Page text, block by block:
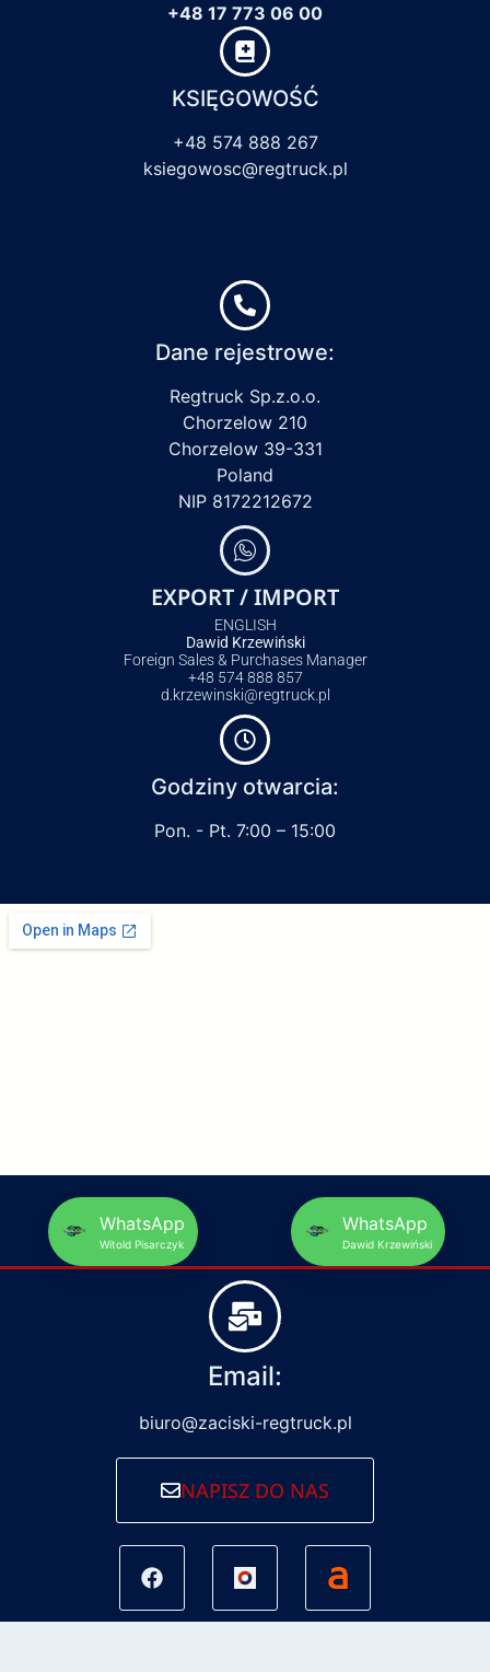
+48 17 773 06 00
KSIĘGOWOŚĆ
+48 574 888 267
ksiegowosc@regtruck.pl
Dane rejestrowe:
Regtruck Sp.z.o.o.
Chorzelow 210
Chorzelow 39-331
Poland
NIP 8172212672
EXPORT / IMPORT
ENGLISH
Dawid Krzewiński
Foreign Sales & Purchases Manager
+48 574 888 857
d.krzewinski@regtruck.pl
Godziny otwarcia:
Pon. - Pt. 7:00 – 15:00
WhatsApp
Witold Pisarczyk
WhatsApp
Dawid Krzewiński
Email:
biuro@zaciski-regtruck.pl
NAPISZ DO NAS